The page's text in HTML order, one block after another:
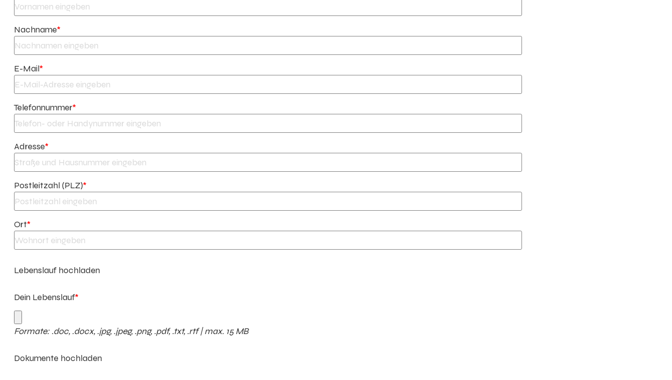
Nachname*
E-Mail*
Telefonnummer*
Adresse*
Postleitzahl (PLZ)*
Ort*
Lebenslauf hochladen
Dein Lebenslauf*
Formate: .doc, .docx, .jpg, .jpeg, .png, .pdf, .txt, .rtf | max. 15 MB
Dokumente hochladen